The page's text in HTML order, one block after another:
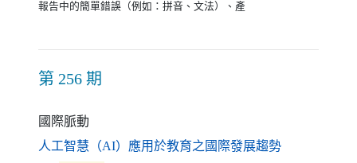
報告中的簡單錯誤（例如：拼音、文法）、產
第 256 期
國際脈動
人工智慧（AI）應用於教育之國際發展趨勢（另開新視